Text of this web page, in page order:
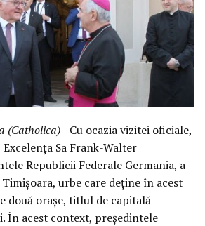
(Catholica)- Cu ocazia vizitei oficiale,
Sa Frank-Walter
Republicii Federale Germania, a
urbe care deține în acest
două orașe, titlul de capitală
În acest context, președintele